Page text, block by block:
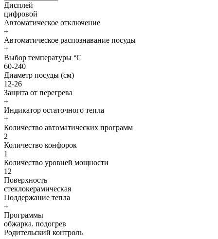
Дисплей
цифровой
Автоматическое отключение
+
Автоматическое распознавание посуды
+
Выбор температуры °C
60-240
Диаметр посуды (см)
12-26
Защита от перегрева
+
Индикатор остаточного тепла
+
Количество автоматических программ
2
Количество конфорок
1
Количество уровней мощности
12
Поверхность
стеклокерамическая
Поддержание тепла
+
Программы
обжарка. подогрев
Родительский контроль